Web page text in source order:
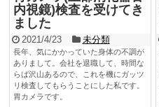
内視鏡)検査を受けてき
ました
2021/4/23 未分類
長年、気にかかっていた身体の不調が
ありまして。会社を退職して、時間な
らば沢山あるので、これを機にガッツ
リ検査してもらうことにした私です。
胃カメラです。